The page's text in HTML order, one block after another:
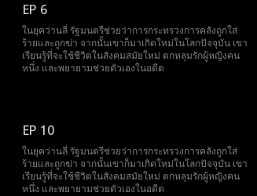
EP 6
ในยุคว่านลี่ รัฐมนตรีช่วยว่าการกระทรวงการคลังถูกใส่
ร้ายและถูกฆ่า จากนั้นเขาก็มาเกิดใหม่ในโลกปัจจุบัน เขา
เรียนรู้ที่จะใช้ชีวิตในสังคมสมัยใหม่ ตกหลุมรักผู้หญิงคน
หนึ่ง และพยายามช่วยตัวเองในอดีต
EP 10
ในยุคว่านลี่ รัฐมนตรีช่วยว่าการกระทรวงการคลังถูกใส่
ร้ายและถูกฆ่า จากนั้นเขาก็มาเกิดใหม่ในโลกปัจจุบัน เขา
เรียนรู้ที่จะใช้ชีวิตในสังคมสมัยใหม่ ตกหลุมรักผู้หญิงคน
หนึ่ง และพยายามช่วยตัวเองในอดีต